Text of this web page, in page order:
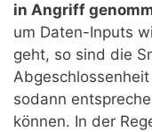
in Angriff
um Daten-Inputs
geht, so sind die
sodann
können. In der